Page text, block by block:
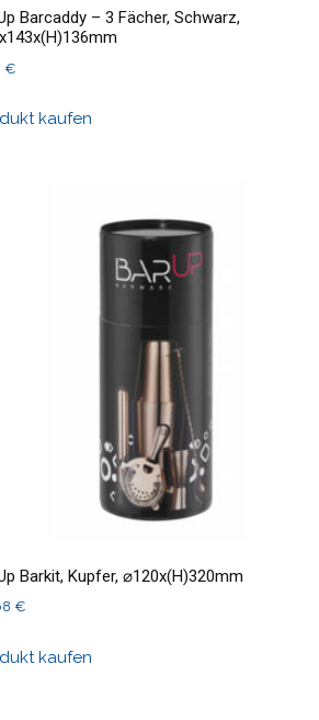
Barcaddy – 3 Fächer, Schwarz,
€
kaufen
Barkit, Kupfer, ⌀120x(H)320mm
€
kaufen